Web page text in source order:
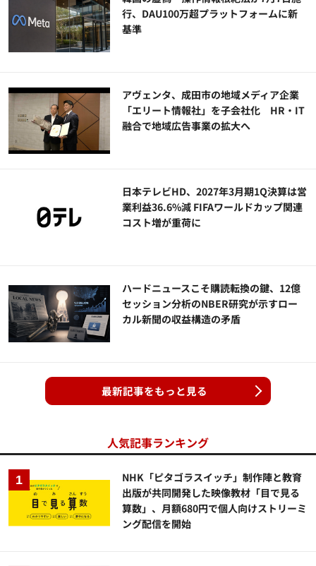
行、DAU100万超プラットフォームに新
基準
アヴェンタ、成田市の地域メディア企業
「エリート情報社」を子会社化 HR・IT
融合で地域広告事業の拡大へ
日本テレビHD、2027年3月期1Q決算は営
業利益36.6%減 FIFAワールドカップ関連
コスト増が重荷に
ハードニュースこそ購読転換の鍵、12億
セッション分析のNBER研究が示すロー
カル新聞の収益構造の矛盾
最新記事をもっと見る
人気記事ランキング
NHK「ピタゴラスイッチ」制作陣と教育
出版が共同開発した映像教材「目で見る
算数」、月額680円で個人向けストリーミ
ング配信を開始